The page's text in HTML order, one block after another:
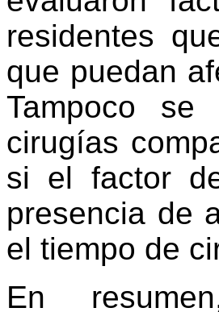
residentes
que puedan
Tampoco
cirugías
si el factor
presencia de
el tiempo de
En